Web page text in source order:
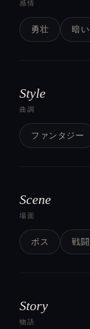
感情
勇壮 暗い
Style
曲調
ファンタジー
Scene
場面
ボス 戦闘
Story
物語